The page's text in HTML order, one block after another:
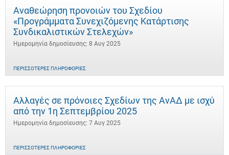
Αναθεώρηση προνοιών του Σχεδίου
«Προγράμματα Συνεχιζόμενης Κατάρτισης
Συνδικαλιστικών Στελεχών»
Ημερομηνία δημοσίευσης: 8 Αυγ 2025
ΠΕΡΙΣΣΌΤΕΡΕΣ ΠΛΗΡΟΦΟΡΊΕΣ
Αλλαγές σε πρόνοιες Σχεδίων της ΑνΑΔ με ισχύ
από την 1η Σεπτεμβρίου 2025
Ημερομηνία δημοσίευσης: 7 Αυγ 2025
ΠΕΡΙΣΣΌΤΕΡΕΣ ΠΛΗΡΟΦΟΡΊΕΣ